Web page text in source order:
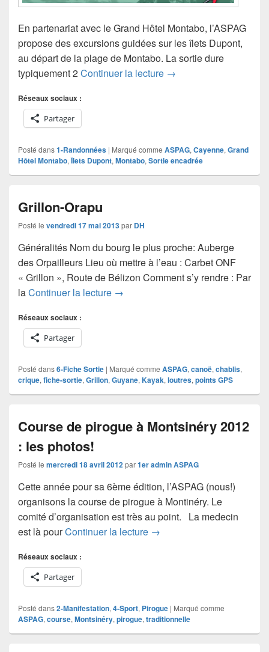
En partenariat avec le Grand Hôtel Montabo, l’ASPAG
propose des excursions guidées sur les îlets Dupont,
au départ de la plage de Montabo. La sortie dure
typiquement 2Continuer la lecture Ilets Dupont
→
Réseaux sociaux :
Partager
Posté dans1-Randonnées | Marqué comme ASPAG, Cayenne, Grand
Hôtel Montabo,Îlets Dupont, Montabo, Sortie encadrée
Grillon-Orapu
Posté le vendredi 17 mai 2013par DH
Généralités Nom du bourg le plus proche: Auberge
des Orpailleurs Lieu où mettre à l’eau : Carbet ONF
« Grillon », Route de Bélizon Comment s’y rendre : Par
laContinuer la lecture Grillon-Orapu
→
Réseaux sociaux :
Partager
Posté dans6-Fiche Sortie | Marqué comme ASPAG, canoë, chablis,
crique, fiche-sortie, Grillon, Guyane, Kayak, loutres, points GPS
Course de pirogue à Montsinéry 2012
: les photos!
Posté le mercredi 18 avril 2012par1er admin ASPAG
Cette année pour sa 6ème édition, l’ASPAG (nous!)
organisons la course de pirogue à Montinéry. Le
comité d’organisation est très au point. La medecin
est là pourContinuer la lecture Course de pirogue à
→
Réseaux sociaux :
Partager
Posté dans2-Manifestation, 4-Sport, Pirogue | Marqué comme
ASPAG, course, Montsinéry, pirogue, traditionnelle